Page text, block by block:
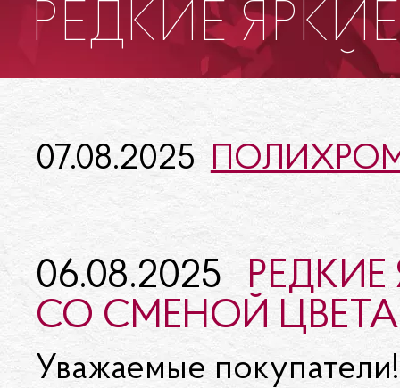
РЕДКИЕ
СО СМЕНОЙ
07.08.2025
06.08.2025
СО СМЕНОЙ
Уважаемые покупатели!